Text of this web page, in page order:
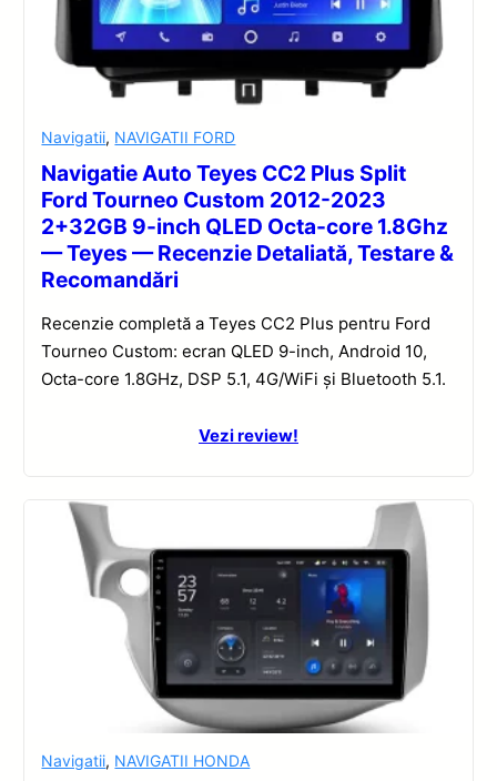
Navigatii, NAVIGATII FORD
Navigatie Auto Teyes CC2 Plus Split
Ford Tourneo Custom 2012-2023
2+32GB 9-inch QLED Octa-core 1.8Ghz
— Teyes — Recenzie Detaliată, Testare &
Recomandări
Recenzie completă a Teyes CC2 Plus pentru Ford
Tourneo Custom: ecran QLED 9-inch, Android 10,
Octa-core 1.8GHz, DSP 5.1, 4G/WiFi și Bluetooth 5.1.
Vezi review!
Navigatii, NAVIGATII HONDA